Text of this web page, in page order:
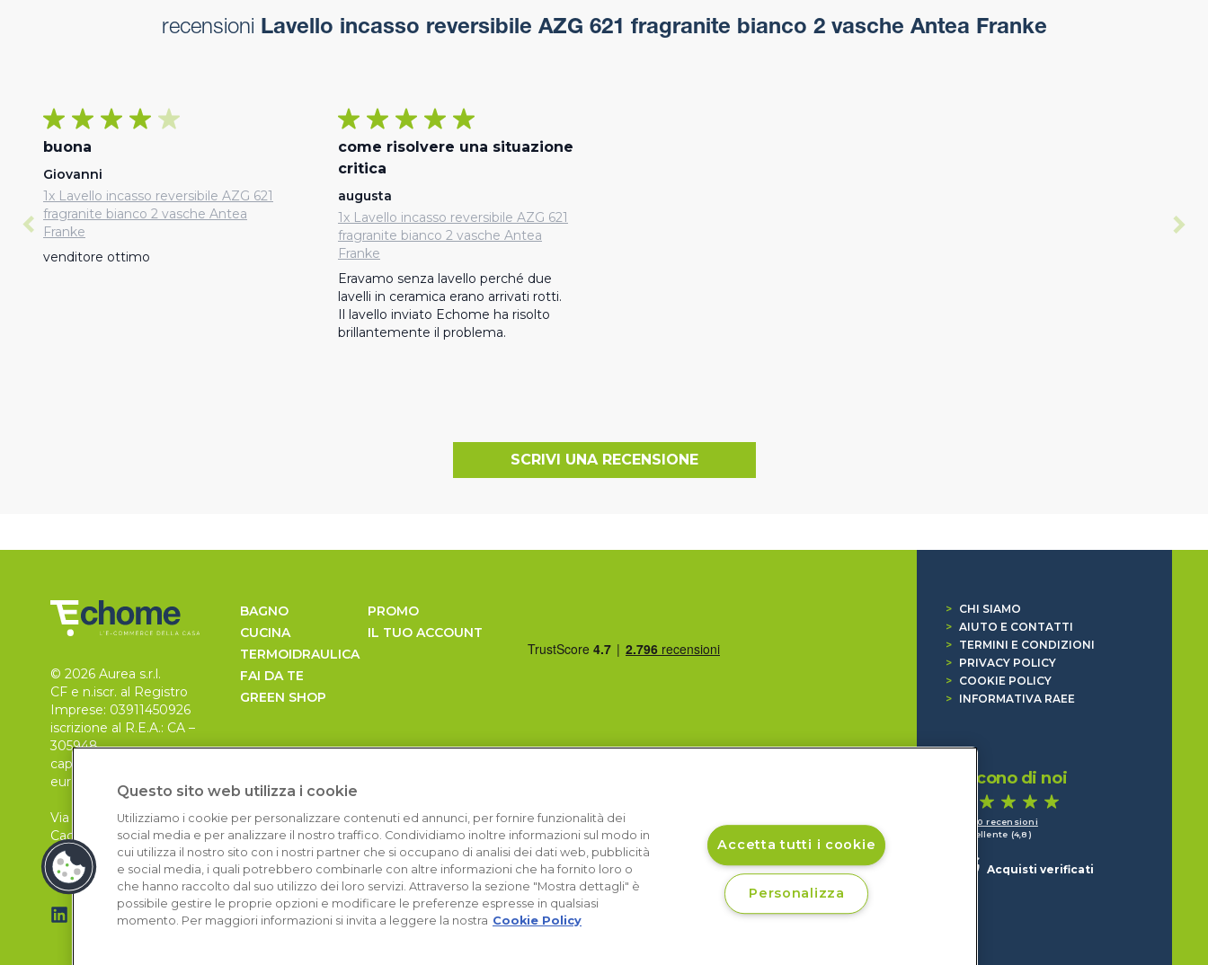
recensioni Lavello incasso reversibile AZG 621 fragranite bianco 2 vasche Antea Franke
buona
Giovanni
1x Lavello incasso reversibile AZG 621
fragranite bianco 2 vasche Antea
Franke
venditore ottimo
come risolvere una situazione
critica
augusta
1x Lavello incasso reversibile AZG 621
fragranite bianco 2 vasche Antea
Franke
Eravamo senza lavello perché due
lavelli in ceramica erano arrivati rotti.
Il lavello inviato Echome ha risolto
brillantemente il problema.
SCRIVI UNA RECENSIONE
© 2026 Aurea s.r.l.
CF e n.iscr. al Registro
Imprese: 03911450926
iscrizione al R.E.A.: CA –
305948
capitale sociale 30.000
euro, i.v.
Via Pietro Leo n. 6
Cagliari
09129
BAGNO
CUCINA
TERMOIDRAULICA
FAI DA TE
GREEN SHOP
PROMO
IL TUO ACCOUNT
>
CHI SIAMO
> AIUTO E CONTATTI
>
TERMINI E CONDIZIONI
>
PRIVACY POLICY
>
COOKIE POLICY
>
INFORMATIVA RAEE
Dicono di noi
1.640 recensioni
Eccellente (4,8)
Acquisti verificati
Questo sito web utilizza i cookie
Utilizziamo i cookie per personalizzare contenuti ed annunci, per fornire funzionalità dei
social media e per analizzare il nostro traffico. Condividiamo inoltre informazioni sul modo in
cui utilizza il nostro sito con i nostri partner che si occupano di analisi dei dati web, pubblicità
e social media, i quali potrebbero combinarle con altre informazioni che ha fornito loro o
che hanno raccolto dal suo utilizzo dei loro servizi. Attraverso la sezione "Mostra dettagli" è
possibile gestire le proprie opzioni e modificare le preferenze espresse in qualsiasi
momento. Per maggiori informazioni si invita a leggere la nostra Cookie Policy
Accetta tutti i cookie
Personalizza